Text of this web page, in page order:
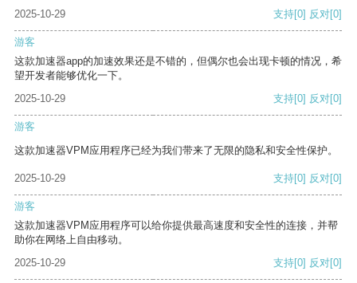
2025-10-29 支持[0] 反对[0]
游客
这款加速器app的加速效果还是不错的，但偶尔也会出现卡顿的情况，希
望开发者能够优化一下。
2025-10-29
支持[0] 反对[0]
游客
这款加速器VPM应用程序已经为我们带来了无限的隐私和安全性保护。
2025-10-29 支持[0] 反对[0]
游客
这款加速器VPM应用程序可以给你提供最高速度和安全性的连接，并帮
助你在网络上自由移动。
2025-10-29
支持[0] 反对[0]